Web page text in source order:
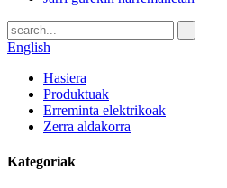
English
Hasiera
Produktuak
Erreminta elektrikoak
Zerra aldakorra
Kategoriak